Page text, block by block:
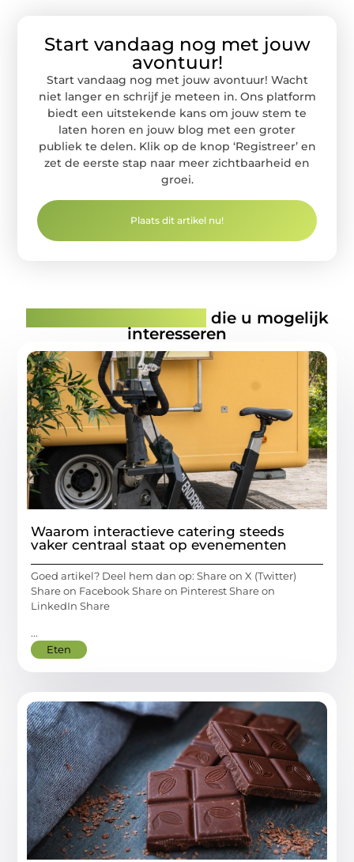
Start vandaag nog met jouw
avontuur!
Start vandaag nog met jouw avontuur! Wacht
niet langer en schrijf je meteen in. Ons platform
biedt een uitstekende kans om jouw stem te
laten horen en jouw blog met een groter
publiek te delen. Klik op de knop ‘Registreer’ en
zet de eerste stap naar meer zichtbaarheid en
groei.
Plaats dit artikel nu!
die u mogelijk
interesseren
Waarom interactieve catering steeds
vaker centraal staat op evenementen
Goed artikel? Deel hem dan op: Share on X (Twitter)
Share on Facebook Share on Pinterest Share on
LinkedIn Share
...
Eten